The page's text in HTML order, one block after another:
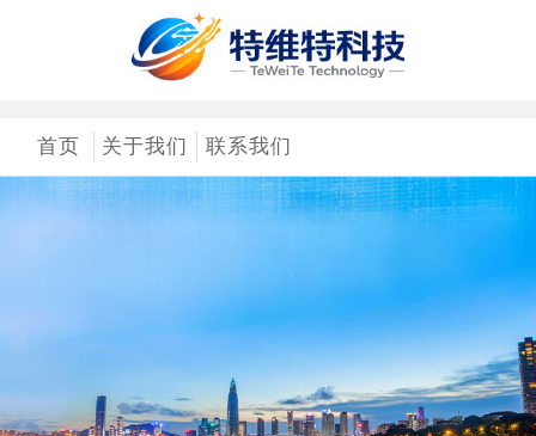
首页 关于我们 联系我们